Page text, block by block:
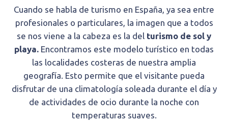
Cuando se habla de turismo en España, ya sea entre
profesionales o particulares, la imagen que a todos
se nos viene a la cabeza es la del turismo de sol y
playa. Encontramos este modelo turístico en todas
las localidades costeras de nuestra amplia
geografía. Esto permite que el visitante pueda
disfrutar de una climatología soleada durante el día y
de actividades de ocio durante la noche con
temperaturas suaves.